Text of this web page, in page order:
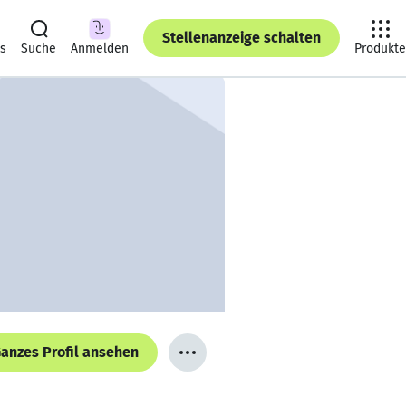
Suche Anmelden
Stellenanzeige schalten
Produkte
Profil ansehen